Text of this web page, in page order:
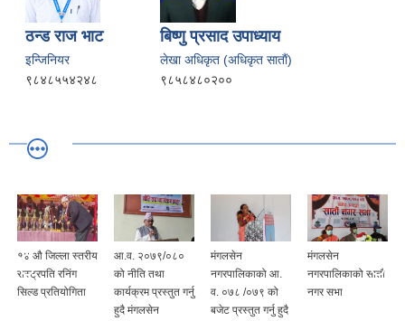
ठन्ड राज भाट
इन्जिनियर
९८४८५५४२४८
बिष्णु प्रसाद उपाध्याय
लेखा अधिकृत (अधिकृत साताैं)
९८५८४८०२००
१४ औ जिल्ला स्तरीय
रास्ट्रपति रनिंग
सिल्ड प्रतियोगिता
आ.व. २०७९/०८०
को नीति तथा
कार्यक्रम प्रस्तुत गर्नु
हुदै मंगलसेन
मंगलसेन
नगरपालिकाको आ.
व. ०७८ /०७९ को
बजेट प्रस्तुत गर्नु हुदै
मंगलसेन
नगरपालिकाको सातौं
नगर सभा